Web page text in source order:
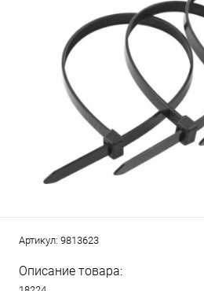
Артикул: 9813623
Описание товара: